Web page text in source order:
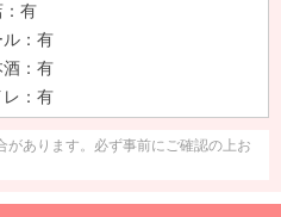
：有
ル：有
酒：有
レ：有
あります。必ず事前にご確認の上お